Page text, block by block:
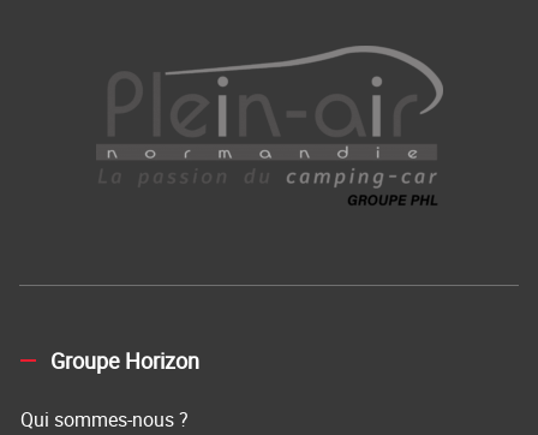
Groupe Horizon
Qui sommes-nous ?